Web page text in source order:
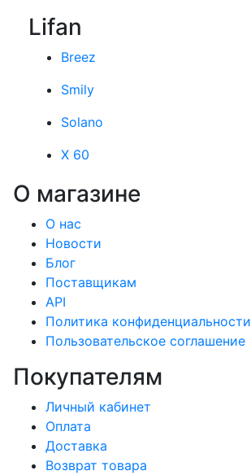
Lifan
Breez
Smily
Solano
X 60
О магазине
О нас
Новости
Блог
Поставщикам
API
Политика конфиденциальности
Пользовательское соглашение
Покупателям
Личный кабинет
Оплата
Доставка
Возврат товара